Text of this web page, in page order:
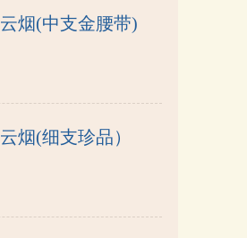
云烟(中支金腰带)
云烟(细支珍品）